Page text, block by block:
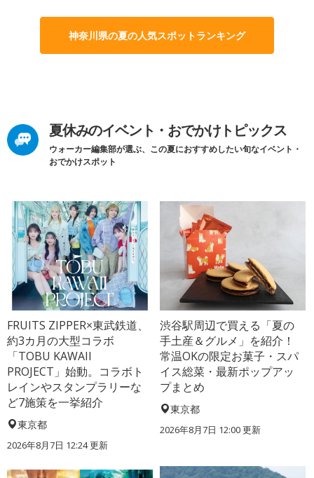
神奈川県の夏の人気スポットランキング
夏休みのイベント・おでかけトピックス
ウォーカー編集部が選ぶ、この夏におすすめしたい旬なイベント・
おでかけスポット
FRUITS ZIPPER×東武鉄道、
約3カ月の大型コラボ
「TOBU KAWAII
PROJECT」始動。コラボト
レインやスタンプラリーな
ど7施策を一挙紹介
東京都
2026年8月7日 12:24更新
渋谷駅周辺で買える「夏の
手土産＆グルメ」を紹介！
常温OKの限定お菓子・スパ
イス総菜・最新ポップアッ
プまとめ
東京都
2026年8月7日 12:00更新